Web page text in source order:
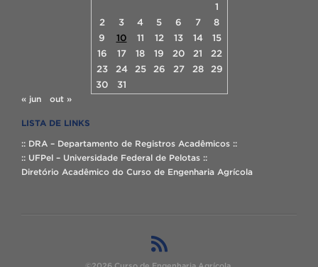
1
2
3 4 5 6 7
8
9
10 11 12 13 14
15
16
17 18 19 20 21
22
23
24 25 26 27 28
29
30
31
« jun out »
LISTA DE LINKS
:: DRA – Departamento de Registros Acadêmicos ::
:: UFPel – Universidade Federal de Pelotas ::
Diretório Acadêmico do Curso de Engenharia Agrícola